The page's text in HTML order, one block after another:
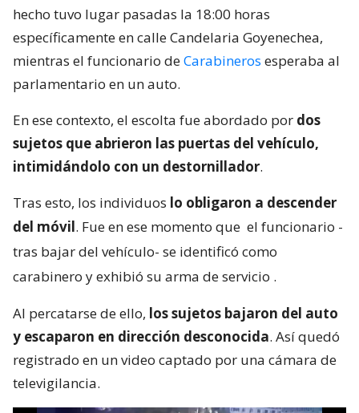
hecho tuvo lugar pasadas la 18:00 horas
específicamente en calle Candelaria Goyenechea,
mientras el funcionario deCarabineros esperaba al
parlamentario en un auto.
En ese contexto, el escolta fue abordado por dos
sujetos que abrieron las puertas del vehículo,
intimidándolo con un destornillador.
Tras esto, los individuos lo obligaron a descender
del móvil. Fue en ese momento que el funcionario -
tras bajar del vehículo- se identificó como
carabinero y exhibió su arma de servicio .
Al percatarse de ello, los sujetos bajaron del auto
y escaparon en dirección desconocida. Así quedó
registrado en un video captado por una cámara de
televigilancia.